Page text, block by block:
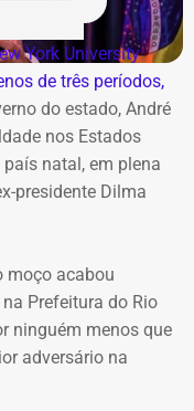
York University
de três períodos,
do estado, André
nos Estados
natal, em plena
presidente Dilma
moço acabou
Prefeitura do Rio
ninguém menos que
adversário na